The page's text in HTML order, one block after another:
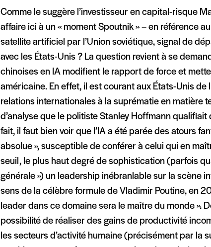
Comme le suggère l’investisseur en capital-risque
affaire ici à un « moment Spoutnik » – en référence
satellite artificiel par l’Union soviétique, signal de
avec les États-Unis ? La question revient à se
chinoises en IA modifient le rapport de force et
américaine. En effet, il est courant aux États-Unis de
relations internationales à la suprématie en matière
d’analyse que le politiste Stanley Hoffmann qualifiait
fait, il faut bien voir que l’IA a été parée des atours
absolue », susceptible de conférer à celui qui en
seuil, le plus haut degré de sophistication (parfois
générale ») un leadership inébranlable sur la scène
sens de la célèbre formule de Vladimir Poutine, en
leader dans ce domaine sera le maître du monde ».
possibilité de réaliser des gains de productivité
les secteurs d’activité humaine (précisément par la